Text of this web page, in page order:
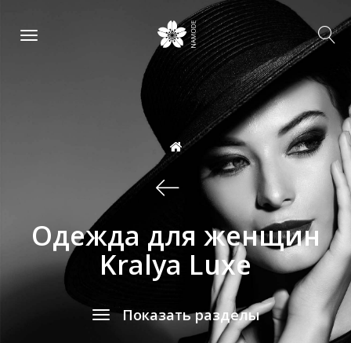
Одежда для женщин
Kralya Luxe
Показать разделы